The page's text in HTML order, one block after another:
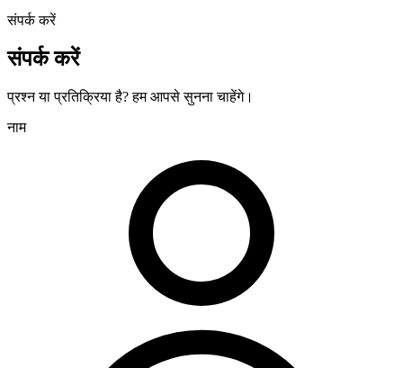
संपर्क करें
संपर्क करें
प्रश्न या प्रतिक्रिया है? हम आपसे सुनना चाहेंगे।
नाम